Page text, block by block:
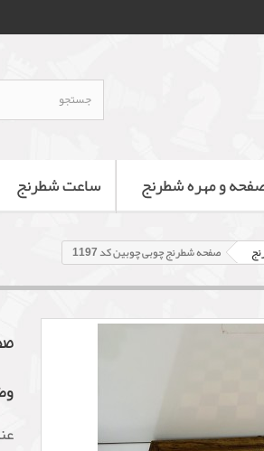
و مهره شطرنج ساعت شطرنج
صفحه شطرنج چوبی چوبین کد 1197